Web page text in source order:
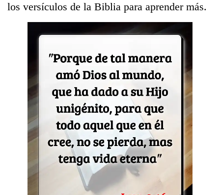
los versículos de la Biblia para aprender más.